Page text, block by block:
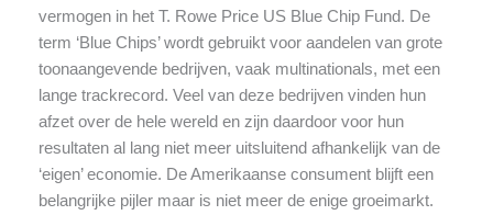
vermogen in het T. Rowe Price US Blue Chip Fund. De
term ‘Blue Chips’ wordt gebruikt voor aandelen van grote
toonaangevende bedrijven, vaak multinationals, met een
lange trackrecord. Veel van deze bedrijven vinden hun
afzet over de hele wereld en zijn daardoor voor hun
resultaten al lang niet meer uitsluitend afhankelijk van de
‘eigen’ economie. De Amerikaanse consument blijft een
belangrijke pijler maar is niet meer de enige groeimarkt.